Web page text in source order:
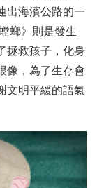
出海濱公路的一
螂》則是發生
拯救孩子，化身
像，為了生存會
文明平緩的語氣